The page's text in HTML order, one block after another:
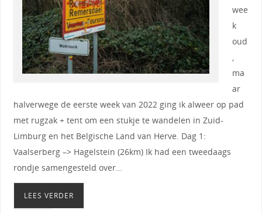
wee
k
oud
,
ma
ar
halverwege de eerste week van 2022 ging ik alweer op pad
met rugzak + tent om een stukje te wandelen in Zuid-
Limburg en het Belgische Land van Herve. Dag 1:
Vaalserberg –> Hagelstein (26km) Ik had een tweedaags
rondje samengesteld over…
LEES VERDER